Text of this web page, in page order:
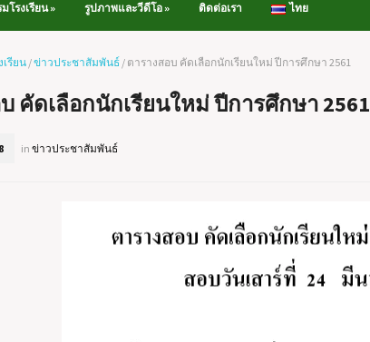
โรงเรียน» รูปภาพและวีดีโอ » ติดต่อเรา ไทย
รียน /ข่าวประชาสัมพันธ์ / ตารางสอบ คัดเลือกนักเรียนใหม่ ปีการศึกษา 2561
คัดเลือกนักเรียนใหม่ ปีการศึกษา 2561
in ข่าวประชาสัมพันธ์